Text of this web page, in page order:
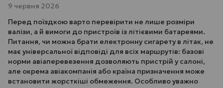
9 червня 2026
Перед поїздкою варто перевірити не лише розміри
валізи, а й вимоги до пристроїв із літієвими батареями.
Питання, чи можна брати електронну сигарету в літак, не
має універсальної відповіді для всіх маршрутів: базові
норми авіаперевезення дозволяють пристрій у салоні,
але окрема авіакомпанія або країна призначення може
встановити жорсткіші обмеження. Особливо уважно